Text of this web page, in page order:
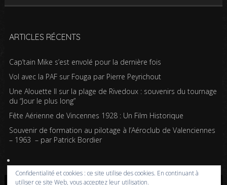
ARTICLES RÉCENTS
Cap’tain Mike s’est envolé pour la dernière fois
Vol avec la PAF sur Fouga par Pierre Peyrichout
Une Alouette II sur la plage de Rivedoux : souvenirs du tournage
du “Jour le plus long”
Fête Aérienne de Vincennes 1928 : Un Film Historique
Souvenir de formation au pilotage à l’Aéroclub de Valenciennes
– 1963 – par Patrick Bordier
Confidentialité et cookies : ce site utilise des cookies. En continuant à
utiliser ce site Web, vous acceptez leur utilisation.